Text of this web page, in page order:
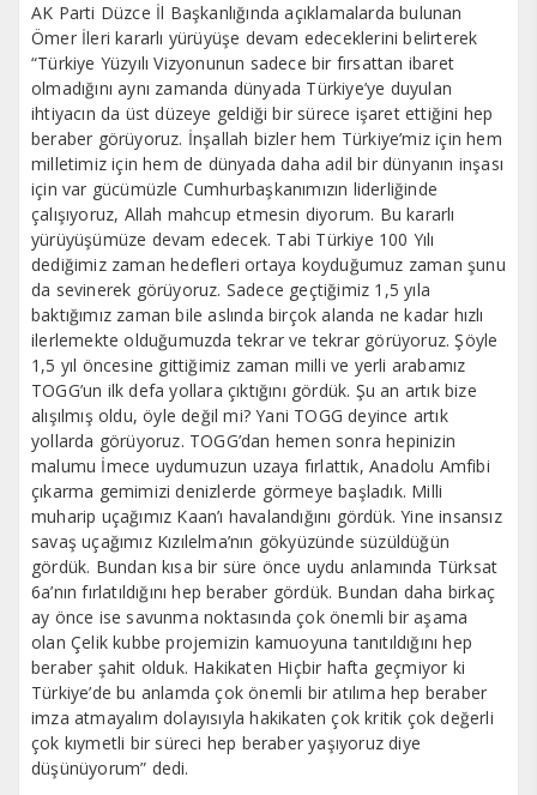
AK Parti Düzce İl Başkanlığında açıklamalarda bulunan
Ömer İleri kararlı yürüyüşe devam edeceklerini belirterek
“Türkiye Yüzyılı Vizyonunun sadece bir fırsattan ibaret
olmadığını aynı zamanda dünyada Türkiye’ye duyulan
ihtiyacın da üst düzeye geldiği bir sürece işaret ettiğini hep
beraber görüyoruz. İnşallah bizler hem Türkiye’miz için hem
milletimiz için hem de dünyada daha adil bir dünyanın inşası
için var gücümüzle Cumhurbaşkanımızın liderliğinde
çalışıyoruz, Allah mahcup etmesin diyorum. Bu kararlı
yürüyüşümüze devam edecek. Tabi Türkiye 100 Yılı
dediğimiz zaman hedefleri ortaya koyduğumuz zaman şunu
da sevinerek görüyoruz. Sadece geçtiğimiz 1,5 yıla
baktığımız zaman bile aslında birçok alanda ne kadar hızlı
ilerlemekte olduğumuzda tekrar ve tekrar görüyoruz. Şöyle
1,5 yıl öncesine gittiğimiz zaman milli ve yerli arabamız
TOGG’un ilk defa yollara çıktığını gördük. Şu an artık bize
alışılmış oldu, öyle değil mi? Yani TOGG deyince artık
yollarda görüyoruz. TOGG’dan hemen sonra hepinizin
malumu İmece uydumuzun uzaya fırlattık, Anadolu Amfibi
çıkarma gemimizi denizlerde görmeye başladık. Milli
muharip uçağımız Kaan’ı havalandığını gördük. Yine insansız
savaş uçağımız Kızılelma’nın gökyüzünde süzüldüğün
gördük. Bundan kısa bir süre önce uydu anlamında Türksat
6a’nın fırlatıldığını hep beraber gördük. Bundan daha birkaç
ay önce ise savunma noktasında çok önemli bir aşama
olan Çelik kubbe projemizin kamuoyuna tanıtıldığını hep
beraber şahit olduk. Hakikaten Hiçbir hafta geçmiyor ki
Türkiye’de bu anlamda çok önemli bir atılıma hep beraber
imza atmayalım dolayısıyla hakikaten çok kritik çok değerli
çok kıymetli bir süreci hep beraber yaşıyoruz diye
düşünüyorum” dedi.